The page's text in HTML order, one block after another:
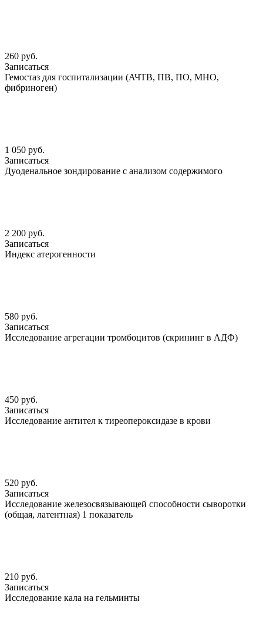
260 руб.
Записаться
Гемостаз для госпитализации (АЧТВ, ПВ, ПО, МНО,
фибриноген)
1 050 руб.
Записаться
Дуоденальное зондирование с анализом содержимого
2 200 руб.
Записаться
Индекс атерогенности
580 руб.
Записаться
Исследование агрегации тромбоцитов (скрининг в АДФ)
450 руб.
Записаться
Исследование антител к тиреопероксидазе в крови
520 руб.
Записаться
Исследование железосвязывающей способности сыворотки
(общая, латентная) 1 показатель
210 руб.
Записаться
Исследование кала на гельминты